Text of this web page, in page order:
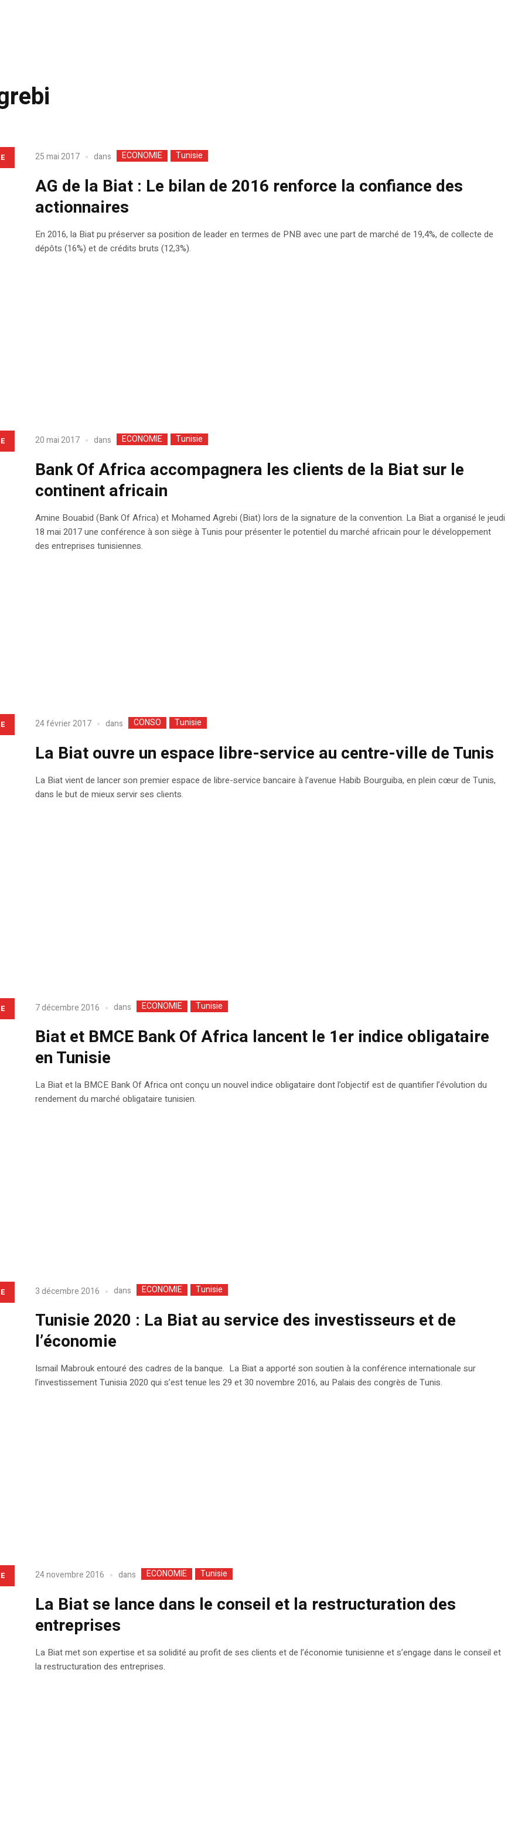
25 mai 2017 dans ECONOMIE Tunisie
AG de la Biat : Le bilan de 2016 renforce la confiance des
actionnaires
En 2016, la Biat pu préserver sa position de leader en termes de PNB avec une part de marché de 19,4%, de collecte de
dépôts (16%) et de crédits bruts (12,3%).
20 mai 2017 dans ECONOMIE Tunisie
Bank Of Africa accompagnera les clients de la Biat sur le
continent africain
Amine Bouabid (Bank Of Africa) et Mohamed Agrebi (Biat) lors de la signature de la convention. La Biat a organisé le jeudi
18 mai 2017 une conférence à son siège à Tunis pour présenter le potentiel du marché africain pour le développement
des entreprises tunisiennes.
24 février 2017 dans CONSO Tunisie
La Biat ouvre un espace libre-service au centre-ville de Tunis
La Biat vient de lancer son premier espace de libre-service bancaire à l’avenue Habib Bourguiba, en plein cœur de Tunis,
dans le but de mieux servir ses clients.
7 décembre 2016 dans ECONOMIE Tunisie
Biat et BMCE Bank Of Africa lancent le 1er indice obligataire
en Tunisie
La Biat et la BMCE Bank Of Africa ont conçu un nouvel indice obligataire dont l’objectif est de quantifier l’évolution du
rendement du marché obligataire tunisien.
3 décembre 2016 dans ECONOMIE Tunisie
Tunisie 2020 : La Biat au service des investisseurs et de
l’économie
Ismail Mabrouk entouré des cadres de la banque. La Biat a apporté son soutien à la conférence internationale sur
l’investissement Tunisia 2020 qui s’est tenue les 29 et 30 novembre 2016, au Palais des congrès de Tunis.
24 novembre 2016 dans ECONOMIE Tunisie
La Biat se lance dans le conseil et la restructuration des
entreprises
La Biat met son expertise et sa solidité au profit de ses clients et de l’économie tunisienne et s’engage dans le conseil et
la restructuration des entreprises.